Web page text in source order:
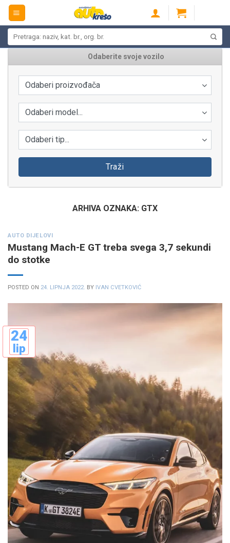
Skip
content
Odaberite svoje vozilo
Odaberi proizvođača
Odaberi model...
Odaberi tip...
Traži
ARHIVA OZNAKA: GTX
AUTO DIJELOVI
Mustang Mach-E GT treba svega 3,7 sekundi
do stotke
POSTED ON 24. LIPNJA 2022. BY IVAN CVETKOVIĆ
24
lip